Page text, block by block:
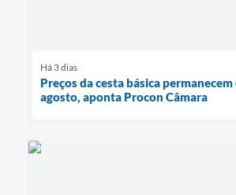
Há 3 dias
Preços da cesta básica
agosto, aponta Procon Câmara